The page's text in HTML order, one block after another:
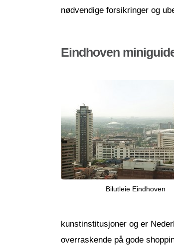
nødvendige forsikringer og
Eindhoven
Bilutleie Eindhoven
kunstinstitusjoner og er
overraskende på gode